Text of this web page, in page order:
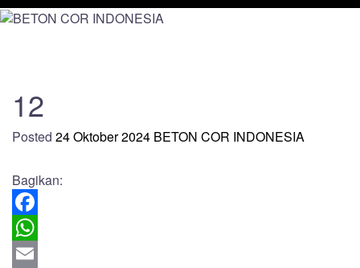
12
Posted 24 Oktober 2024 BETON COR INDONESIA
Bagikan:
Facebook
WhatsApp